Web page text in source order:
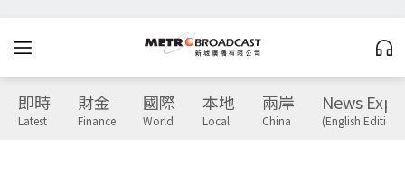
即時
Latest
財金
Finance
國際
World
本地
Local
兩岸
China
News
(English Edition)